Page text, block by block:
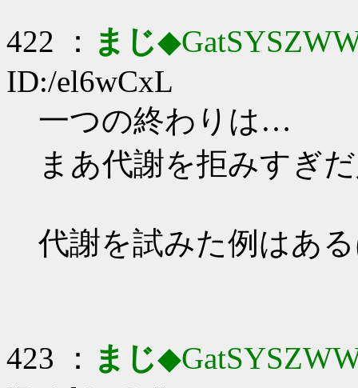
422 ： まじ
ID:/el6wCxL
一つの終わりは…
まあ代謝を拒みすぎ
代謝を試みた例はあ
423 ： まじ